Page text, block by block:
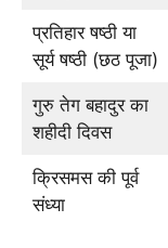
प्रतिहार षष्ठी या
सूर्य षष्ठी (छठ पूजा)
गुरु तेग बहादुर का
शहीदी दिवस
क्रिसमस की पूर्व
संध्या